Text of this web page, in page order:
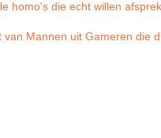
homo's die echt willen
van Mannen uit Gameren die